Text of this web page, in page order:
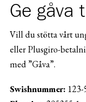
Ge gåva
Vill du stötta vårt
eller Plusgiro-
med ”Gåva”.
Swishnummer: